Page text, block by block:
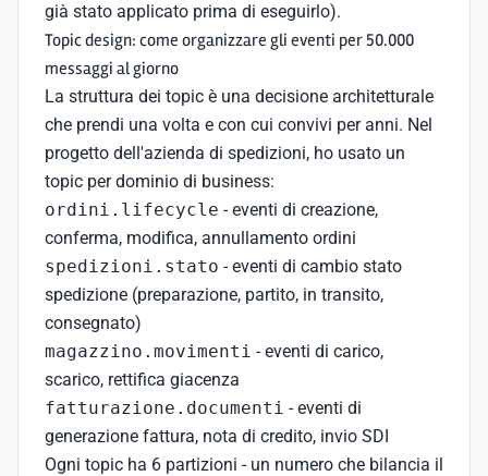
già stato applicato prima di eseguirlo).
Topic design: come organizzare gli eventi per 50.000
messaggi al giorno
La struttura dei topic è una decisione architetturale
che prendi una volta e con cui convivi per anni. Nel
progetto dell'azienda di spedizioni, ho usato un
topic per dominio di business:
ordini.lifecycle - eventi di creazione,
conferma, modifica, annullamento ordini
spedizioni.stato - eventi di cambio stato
spedizione (preparazione, partito, in transito,
consegnato)
magazzino.movimenti - eventi di carico,
scarico, rettifica giacenza
fatturazione.documenti - eventi di
generazione fattura, nota di credito, invio SDI
Ogni topic ha 6 partizioni - un numero che bilancia il